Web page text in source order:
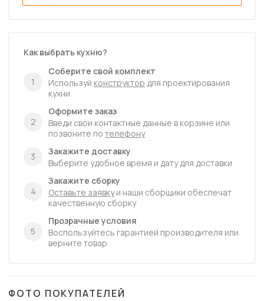
Как выбрать кухню?
1
Соберите свой комплект
Используй конструктор для проектирования
кухни
2
Оформите заказ
Введи свои контактные данные в корзине или
позвоните по телефону
3
Закажите доставку
Выберите удобное время и дату для доставки
4
Закажите сборку
Оставьте заявкуи наши сборщики обеспечат
качественную сборку
5
Прозрачные условия
Воспользуйтесь гарантией производителя или
верните товар
ФОТО ПОКУПАТЕЛЕЙ